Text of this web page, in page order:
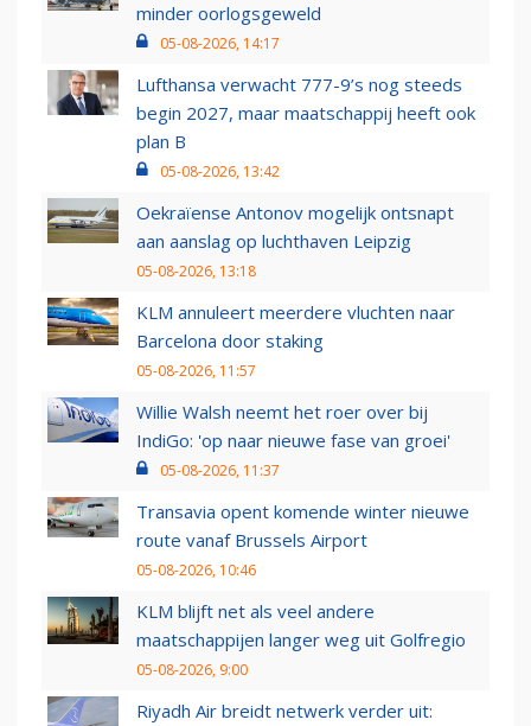
minder oorlogsgeweld
05-08-2026, 14:17
Lufthansa verwacht 777-9’s nog steeds
begin 2027, maar maatschappij heeft ook
plan B
05-08-2026, 13:42
Oekraïense Antonov mogelijk ontsnapt
aan aanslag op luchthaven Leipzig
05-08-2026, 13:18
KLM annuleert meerdere vluchten naar
Barcelona door staking
05-08-2026, 11:57
Willie Walsh neemt het roer over bij
IndiGo: 'op naar nieuwe fase van groei'
05-08-2026, 11:37
Transavia opent komende winter nieuwe
route vanaf Brussels Airport
05-08-2026, 10:46
KLM blijft net als veel andere
maatschappijen langer weg uit Golfregio
05-08-2026, 9:00
Riyadh Air breidt netwerk verder uit: